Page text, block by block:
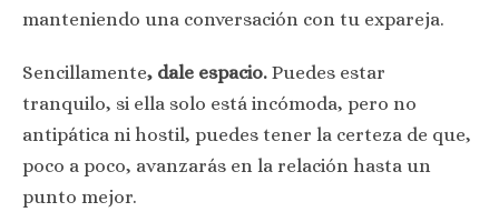
manteniendo una conversación con tu expareja.
Sencillamente, dale espacio. Puedes estar
tranquilo, si ella solo está incómoda, pero no
antipática ni hostil, puedes tener la certeza de que,
poco a poco, avanzarás en la relación hasta un
punto mejor.